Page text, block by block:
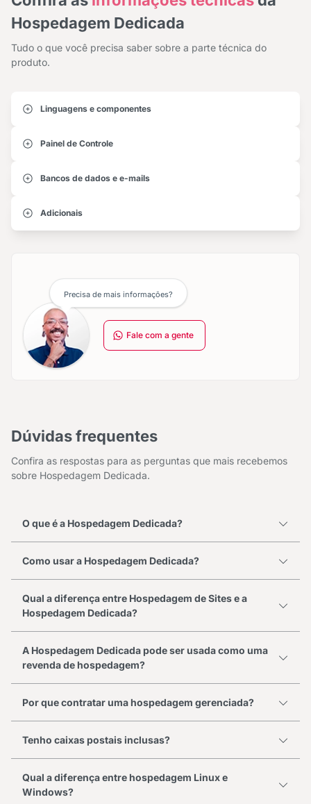
Hospedagem Dedicada
Tudo o que você precisa saber sobre a parte técnica do
produto.
Linguagens e componentes
Painel de Controle
Bancos de dados e e-mails
Adicionais
Precisa de mais informações?
Fale com a gente
Dúvidas frequentes
Confira as respostas para as perguntas que mais recebemos
sobre Hospedagem Dedicada.
O que é a Hospedagem Dedicada?
Como usar a Hospedagem Dedicada?
Qual a diferença entre Hospedagem de Sites e a
Hospedagem Dedicada?
A Hospedagem Dedicada pode ser usada como uma
revenda de hospedagem?
Por que contratar uma hospedagem gerenciada?
Tenho caixas postais inclusas?
Qual a diferença entre hospedagem Linux e
Windows?